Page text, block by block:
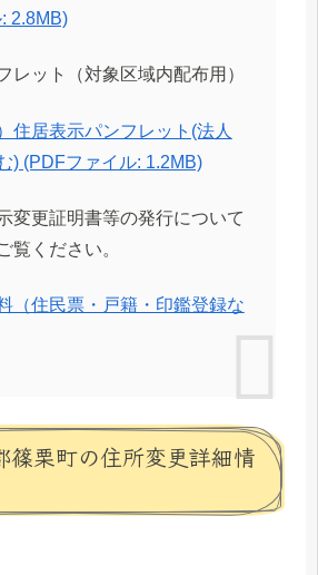
2.8MB)
レット（対象区域内配布用）
住居表示パンフレット(法人
) (PDFファイル: 1.2MB)
変更証明書等の発行について
覧ください。
（住民票・戸籍・印鑑登録な
篠栗町の住所変更詳細情